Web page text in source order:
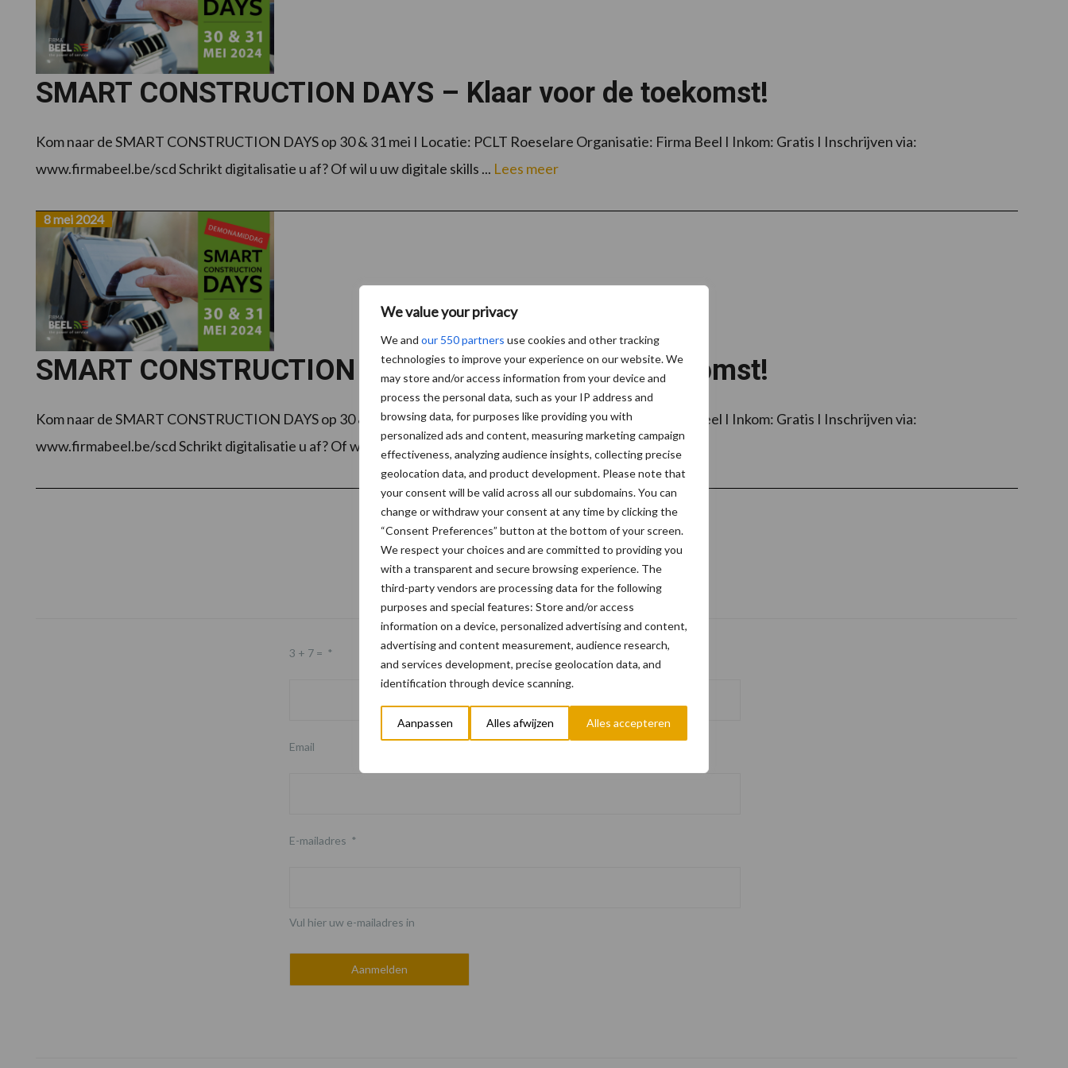
We value your privacy
We and our 550 partners use cookies and other tracking
technologies to improve your experience on our website. We
may store and/or access information from your device and
process the personal data, such as your IP address and
browsing data, for purposes like providing you with
personalized ads and content, measuring marketing campaign
effectiveness, analyzing audience insights, collecting precise
geolocation data, and product development. Please note that
your consent will be valid across all our subdomains. You can
change or withdraw your consent at any time by clicking the
“Consent Preferences” button at the bottom of your screen.
We respect your choices and are committed to providing you
with a transparent and secure browsing experience. The
third-party vendors are processing data for the following
purposes and special features: Store and/or access
information on a device, personalized advertising and content,
advertising and content measurement, audience research,
and services development, precise geolocation data, and
identification through device scanning.
Aanpassen Alles afwijzen Alles accepteren
SMART CONSTRUCTION DAYS – Klaar voor de toekomst!
Kom naar de SMART CONSTRUCTION DAYS op 30 & 31 mei I Locatie: PCLT Roeselare Organisatie: Firma Beel I Inkom: Gratis I Inschrijven via:
www.firmabeel.be/scd Schrikt digitalisatie u af? Of wil u uw digitale skills ... Lees meer
SMART CONSTRUCTION DAYS – Klaar voor de toekomst!
8 mei 2024
Kom naar de SMART CONSTRUCTION DAYS op 30 & 31 mei I Locatie: PCLT Roeselare Organisatie: Firma Beel I Inkom: Gratis I Inschrijven via:
www.firmabeel.be/scd Schrikt digitalisatie u af? Of wil u uw digitale skills ...Lees meer
Schrijf u in voor onze nieuwsbrief
3 + 7 = *
Email
E-mailadres *
Vul hier uw e-mailadres in